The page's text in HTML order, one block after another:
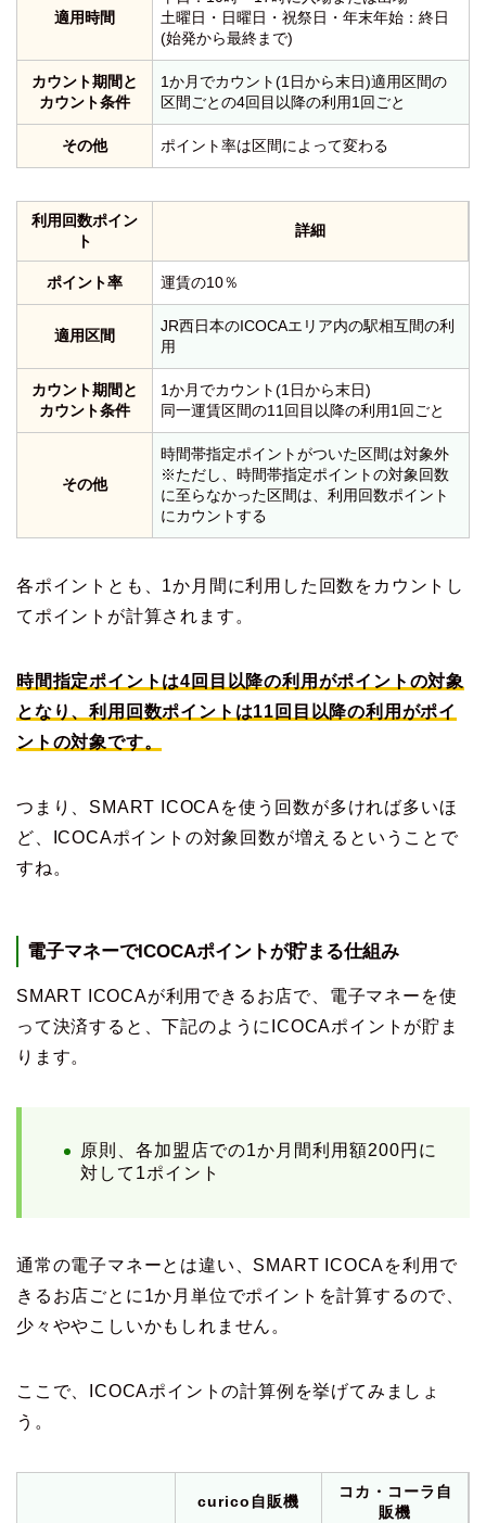
適用時間
土曜日・日曜日・祝祭日・年末年始：終日
(始発から最終まで)
カウント期間と
カウント条件
1か月でカウント(1日から末日)適用区間の
区間ごとの4回目以降の利用1回ごと
その他 ポイント率は区間によって変わる
利用回数ポイン
ト
詳細
ポイント率 運賃の10％
適用区間
JR西日本のICOCAエリア内の駅相互間の利
用
カウント期間と
カウント条件
1か月でカウント(1日から末日)
同一運賃区間の11回目以降の利用1回ごと
その他
時間帯指定ポイントがついた区間は対象外
※ただし、時間帯指定ポイントの対象回数
に至らなかった区間は、利用回数ポイント
にカウントする
各ポイントとも、1か月間に利用した回数をカウントし
てポイントが計算されます。
時間指定ポイントは4回目以降の利用がポイントの対象
となり、利用回数ポイントは11回目以降の利用がポイ
ントの対象です。
つまり、SMART ICOCAを使う回数が多ければ多いほ
ど、ICOCAポイントの対象回数が増えるということで
すね。
電子マネーでICOCAポイントが貯まる仕組み
SMART ICOCAが利用できるお店で、電子マネーを使
って決済すると、下記のようにICOCAポイントが貯ま
ります。
原則、各加盟店での1か月間利用額200円に
対して1ポイント
通常の電子マネーとは違い、SMART ICOCAを利用で
きるお店ごとに1か月単位でポイントを計算するので、
少々ややこしいかもしれません。
ここで、ICOCAポイントの計算例を挙げてみましょ
う。
curico自販機
コカ・コーラ自
販機